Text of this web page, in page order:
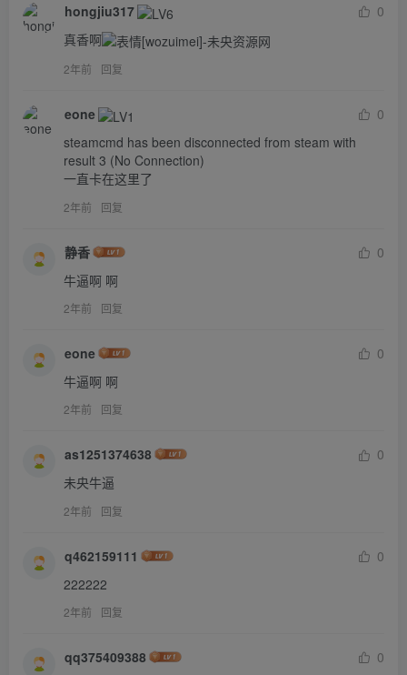
hongjiu317
0
真香啊
2年前 回复
eone
0
steamcmd has been disconnected from steam with
result 3 (No Connection)
一直卡在这里了
2年前 回复
静香
0
牛逼啊 啊
2年前 回复
eone
0
牛逼啊 啊
2年前 回复
as1251374638
0
未央牛逼
2年前 回复
q462159111
0
222222
2年前 回复
qq375409388
0